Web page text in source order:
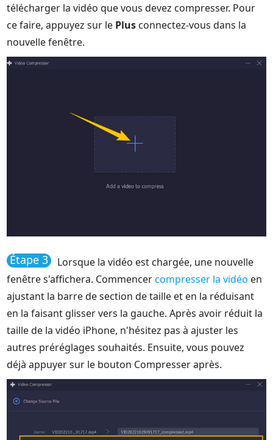
télécharger la vidéo que vous devez compresser. Pour
ce faire, appuyez sur le Plus connectez-vous dans la
nouvelle fenêtre.
Étape 3
Lorsque la vidéo est chargée, une nouvelle
fenêtre s'affichera. Commencercompresser la vidéo en
ajustant la barre de section de taille et en la réduisant
en la faisant glisser vers la gauche. Après avoir réduit la
taille de la vidéo iPhone, n'hésitez pas à ajuster les
autres préréglages souhaités. Ensuite, vous pouvez
déjà appuyer sur le bouton Compresser après.